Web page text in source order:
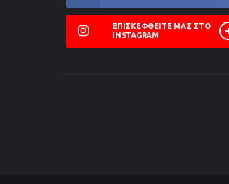
ΕΠΙΣΚΕΦΘΕΊΤΕ ΜΑΣ ΣΤΟ
INSTAGRAM